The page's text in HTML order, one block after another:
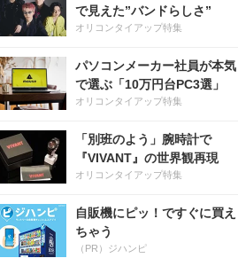
で見えた”バンドらしさ”
オリコンタイアップ特集
パソコンメーカー社員が本気
で選ぶ「10万円台PC3選」
オリコンタイアップ特集
「別班のよう」腕時計で
『VIVANT』の世界観再現
オリコンタイアップ特集
自販機にピッ！ですぐに買え
ちゃう
（PR）ジハンピ